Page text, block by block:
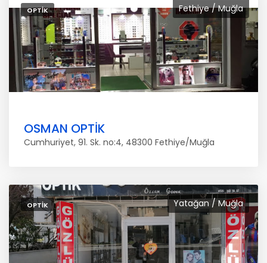
Fethiye / Muğla
OPTIK
OSMAN OPTİK
Cumhuriyet, 91. Sk. no:4, 48300 Fethiye/Muğla
Yatağan / Muğla
OPTIK